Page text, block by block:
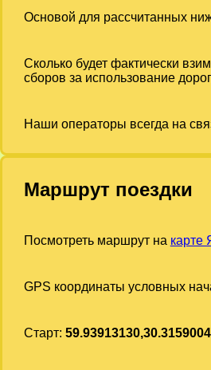
Основой для рассчитанных
Сколько будет фактически
сборов за использование
Наши операторы всегда на
Маршрут поездки
Посмотреть маршрут на карте
GPS координаты условных
Старт: